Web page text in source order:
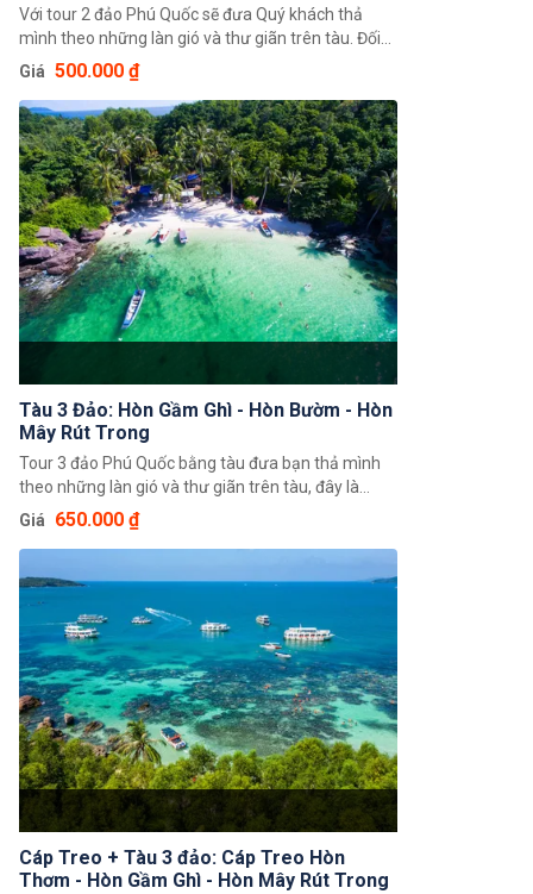
Với tour 2 đảo Phú Quốc sẽ đưa Quý khách thả
mình theo những làn gió và thư giãn trên tàu. Đối
với nhóm gia đình hoặc quý khách đi theo nhóm
đông người thì đây là sự lựa chọn hợp lý nhất khi đi
du lịch Phú Quốc. Tất cả tàu đều có 2 tầng với sức
chứa từ 30 đến 90 khách, tầng dưới là nơi sinh hoạt
chung và dùng bữa trưa, tầng trên là khu vực nghỉ
ngơi với các ghế nằm. Đặc biệt, quý khách sẽ được
đặt chân đến 2 hòn đảo đẹp nhất khu vực quần
đảo An Thới với các hoạt động thú vị như lặn ngắm
san hô, câu cá trên tàu, chụp ảnh, vui chơi tắm
biển, thưởng thức ẩm thực,...
Giá 500.000 ₫
Tàu 3 Đảo: Hòn Gầm Ghì - Hòn Bườm - Hòn
Mây Rút Trong
Tour 3 đảo Phú Quốc bằng tàu đưa bạn thả mình
theo những làn gió và thư giãn trên tàu, đây là
điểm rất được các quý khách yêu thích. Đối với
nhóm gia đình hoặc quý khách đi theo nhóm đông
người thì đây là lựa chọn hợp lý nhất khi đi du lịch
tại Phú Quốc. Tất cả tàu đều có 2 tầng với sức
chứa từ 30 đến 90 khách, tầng dưới là nơi sinh hoạt
chung và dùng bữa trưa, tầng trên là khu vực nghỉ
ngơi với các ghế nằm. Đặc biệt, quý khách sẽ được
đặt chân đến 3 hòn đảo đẹp nhất khu vực quần
đảo An Thới với các hoạt động thú vị như lặn ngắm
san hô, chụp ảnh, vui chơi tắm biển, thưởng thức
ẩm thực,...
Giá 650.000 ₫
Cáp Treo + Tàu 3 đảo: Cáp Treo Hòn
Thơm - Hòn Gầm Ghì - Hòn Mây Rút Trong